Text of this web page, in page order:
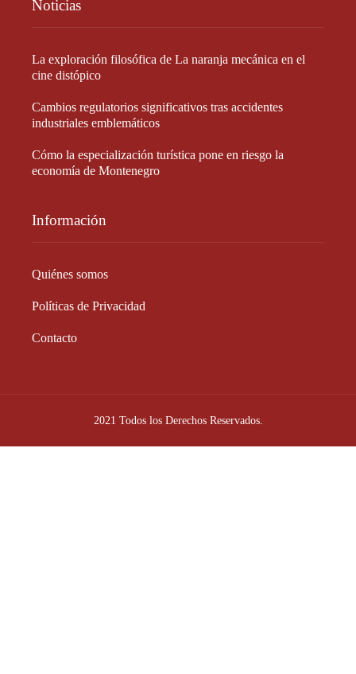
Noticias
La exploración filosófica de La naranja mecánica en el
cine distópico
Cambios regulatorios significativos tras accidentes
industriales emblemáticos
Cómo la especialización turística pone en riesgo la
economía de Montenegro
Información
Quiénes somos
Políticas de Privacidad
Contacto
2021 Todos los Derechos Reservados.